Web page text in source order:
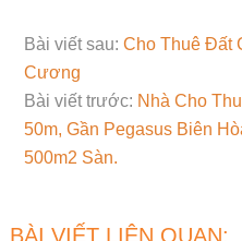
Bài viết sau: Cho Thuê Đất
Cương
Bài viết trước: Nhà Cho
50m, Gần Pegasus Biên
500m2 Sàn.
BÀI VIẾT LIÊN QUAN: